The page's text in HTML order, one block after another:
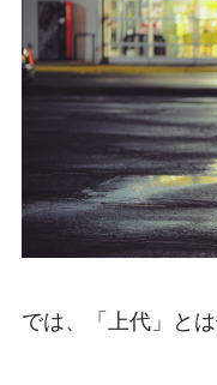
では、「上代」と